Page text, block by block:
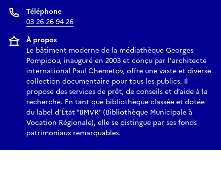
Téléphone
03 26 26 94 26
À propos
Le bâtiment moderne de la médiathèque Georges
Pompidou, inauguré en 2003 et conçu par l'architecte
international Paul Chemetov, offre une vaste et diverse
collection documentaire pour tous les publics. Il
propose des services de prêt, de conseils et d’aide à la
recherche. En tant que bibliothèque classée et dotée
du label d’État "BMVR" (Bibliothèque Municipale à
Vocation Régionale), elle se distingue par ses fonds
patrimoniaux remarquables.